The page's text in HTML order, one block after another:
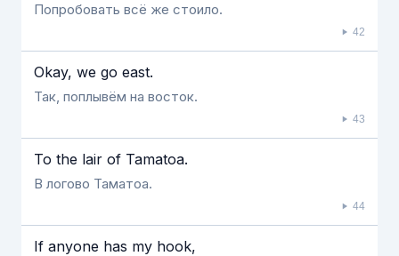
Попробовать всё же стоило.
42
Okay, we go east.
Так, поплывём на восток.
43
To the lair of Tamatoa.
В логово Таматоа.
44
If anyone has my hook,